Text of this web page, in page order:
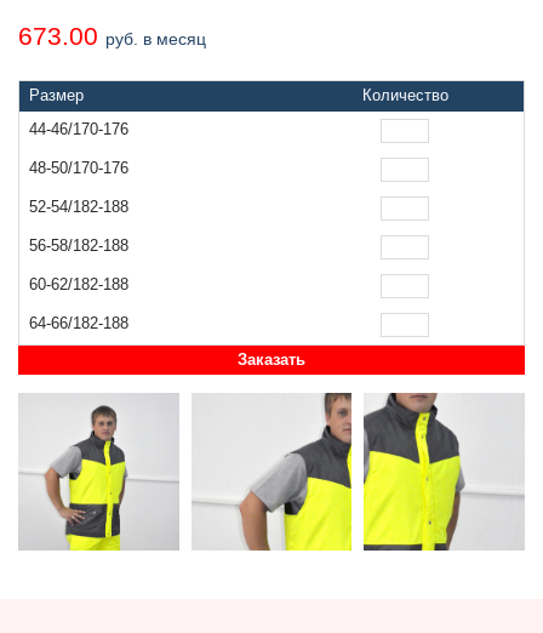
673.00 руб. в месяц
Размер
Количество
44-46/170-176
48-50/170-176
52-54/182-188
56-58/182-188
60-62/182-188
64-66/182-188
Заказать